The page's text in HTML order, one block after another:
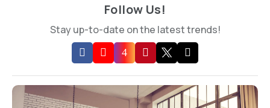
Follow Us!
Stay up-to-date on the latest trends!